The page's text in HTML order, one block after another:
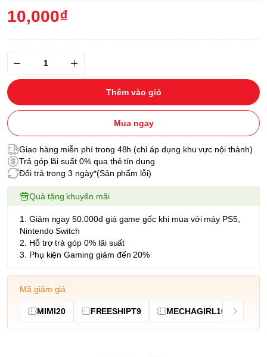
10,000₫
Thêm vào giỏ
Mua ngay
Giao hàng miễn phí trong 48h (chỉ áp dụng khu vực nội thành)
Trả góp lãi suất 0% qua thẻ tín dụng
Đổi trả trong 3 ngày*(Sản phẩm lỗi)
Quà tặng khuyến mãi
1. Giảm ngay 50.000đ giá game gốc khi mua với máy PS5,
Nintendo Switch
2. Hỗ trợ trả góp 0% lãi suất
3. Phụ kiện Gaming giảm đến 20%
Mã giảm giá
MIMI20 FREESHIPT9 MECHAGIRL10